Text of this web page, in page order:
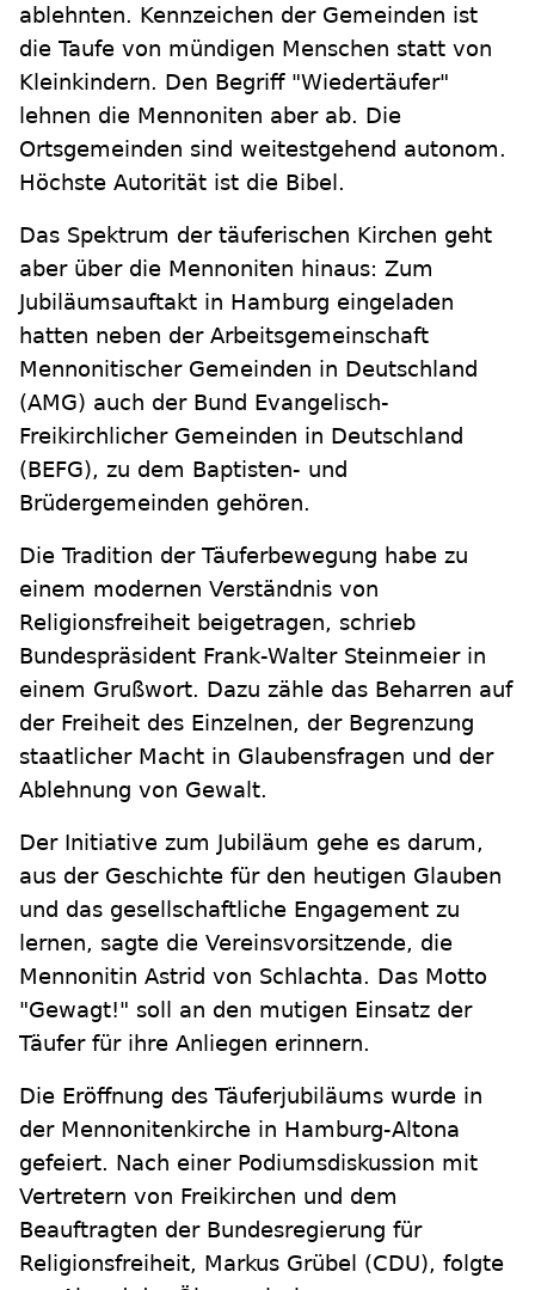
ablehnten. Kennzeichen der Gemeinden ist
die Taufe von mündigen Menschen statt von
Kleinkindern. Den Begriff "Wiedertäufer"
lehnen die Mennoniten aber ab. Die
Ortsgemeinden sind weitestgehend autonom.
Höchste Autorität ist die Bibel.
Das Spektrum der täuferischen Kirchen geht
aber über die Mennoniten hinaus: Zum
Jubiläumsauftakt in Hamburg eingeladen
hatten neben der Arbeitsgemeinschaft
Mennonitischer Gemeinden in Deutschland
(AMG) auch der Bund Evangelisch-
Freikirchlicher Gemeinden in Deutschland
(BEFG), zu dem Baptisten- und
Brüdergemeinden gehören.
Die Tradition der Täuferbewegung habe zu
einem modernen Verständnis von
Religionsfreiheit beigetragen, schrieb
Bundespräsident Frank-Walter Steinmeier in
einem Grußwort. Dazu zähle das Beharren auf
der Freiheit des Einzelnen, der Begrenzung
staatlicher Macht in Glaubensfragen und der
Ablehnung von Gewalt.
Der Initiative zum Jubiläum gehe es darum,
aus der Geschichte für den heutigen Glauben
und das gesellschaftliche Engagement zu
lernen, sagte die Vereinsvorsitzende, die
Mennonitin Astrid von Schlachta. Das Motto
"Gewagt!" soll an den mutigen Einsatz der
Täufer für ihre Anliegen erinnern.
Die Eröffnung des Täuferjubiläums wurde in
der Mennonitenkirche in Hamburg-Altona
gefeiert. Nach einer Podiumsdiskussion mit
Vertretern von Freikirchen und dem
Beauftragten der Bundesregierung für
Religionsfreiheit, Markus Grübel (CDU), folgte